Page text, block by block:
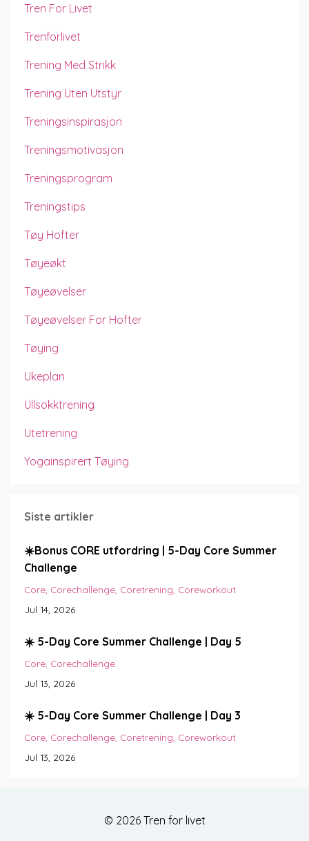
Tren For Livet
Trenforlivet
Trening Med Strikk
Trening Uten Utstyr
Treningsinspirasjon
Treningsmotivasjon
Treningsprogram
Treningstips
Tøy Hofter
Tøyeøkt
Tøyeøvelser
Tøyeøvelser For Hofter
Tøying
Ukeplan
Ullsokktrening
Utetrening
Yogainspirert Tøying
Siste artikler
☀️Bonus CORE utfordring | 5-Day Core Summer
Challenge
Core Corechallenge Coretrening Coreworkout
Jul 14, 2026
☀️ 5-Day Core Summer Challenge | Day 5
Core Corechallenge
Jul 13, 2026
☀️ 5-Day Core Summer Challenge | Day 3
Core Corechallenge Coretrening Coreworkout
Jul 13, 2026
© 2026 Tren for livet